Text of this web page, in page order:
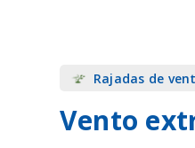
Rajadas de
Vento